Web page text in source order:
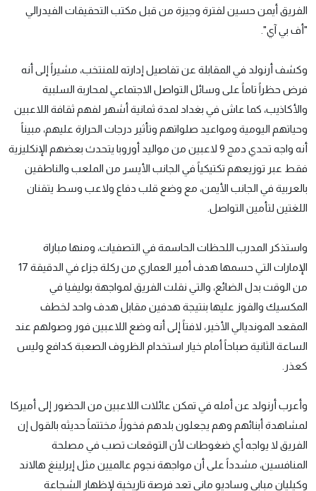
الفريق أيمن حسين لفترة وجيزة من قبل مكتب التحقيقات الفيدرالي
"أف بي آي".
وكشف أرنولد في المقابلة عن تفاصيل إدارته للمنتخب، مشيراً إلى أنه
فرض حظراً تاماً على وسائل التواصل الاجتماعي لمحاربة السلبية
والأكاذيب، كما عاش في بغداد لمدة ثمانية أشهر لفهم ثقافة اللاعبين
وحياتهم اليومية ومواعيد صلواتهم وتأثير درجات الحرارة عليهم، مبيناً
أنه واجه تحدي دمج 9 لاعبين من مواليد أوروبا يتحدث بعضهم الإنكليزية
فقط عبر توزيعهم تكتيكياً في الجانب الأيسر من الملعب والناطقين
بالعربية في الجانب الأيمن، مع وضع قلب دفاع ولاعب وسط يتقنان
اللغتين لتأمين التواصل.
واستذكر المدرب اللحظات الحاسمة في التصفيات، ومنها مباراة
الإمارات التي حسمها هدف أمير العماري من ركلة جزاء في الدقيقة 17
من الوقت بدل الضائع، والتي نقلت الفريق لمواجهة بوليفيا في
المكسيك والفوز عليها بنتيجة هدفين مقابل هدف واحد لخطف
المقعد المونديالي الأخير، لافتاً إلى أنه وضع اللاعبين فور وصولهم عند
الساعة الثانية صباحاً أمام خيار استخدام الظروف الصعبة كدافع وليس
كعذر.
وأعرب أرنولد عن أمله في تمكن عائلات اللاعبين من الحضور إلى أميركا
لمشاهدة أبنائهم وهم يجعلون بلدهم فخوراً، مختتماً حديثه بالقول إن
الفريق لا يواجه أي ضغوطات لأن التوقعات تصب في مصلحة
المنافسين، مشدداً على أن مواجهة نجوم عالميين مثل إيرلينغ هالاند
وكيليان مبابي وساديو ماني تعد فرصة تاريخية لإظهار الشجاعة